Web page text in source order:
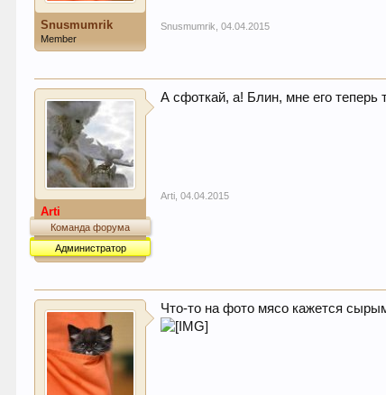
Snusmumrik
Member
Snusmumrik
04.04.2015
Arti
Команда форума
Администратор
А сфоткай, а! Блин, мне его теперь
Arti 04.04.2015
Что-то на фото мясо кажется